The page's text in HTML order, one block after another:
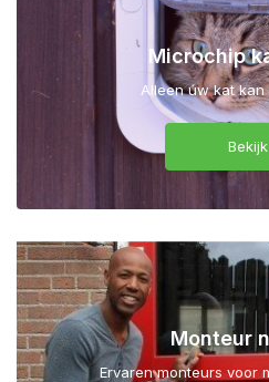
Microchip
Alleen úw kat kan
Bekijk
Monteur
Ervaren monteurs voor